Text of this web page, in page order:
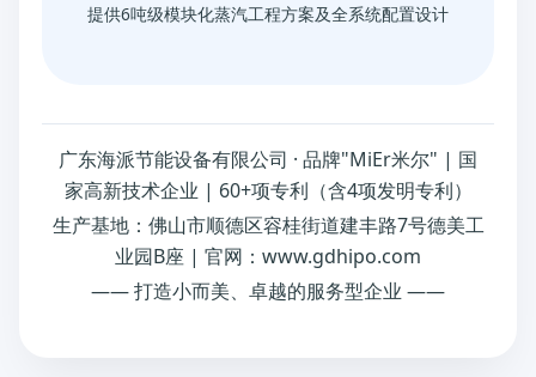
提供6吨级模块化蒸汽工程方案及全系统配置设计
广东海派节能设备有限公司 · 品牌"MiEr米尔" | 国
家高新技术企业 | 60+项专利（含4项发明专利）
生产基地：佛山市顺德区容桂街道建丰路7号德美工
业园B座 | 官网：www.gdhipo.com
—— 打造小而美、卓越的服务型企业 ——